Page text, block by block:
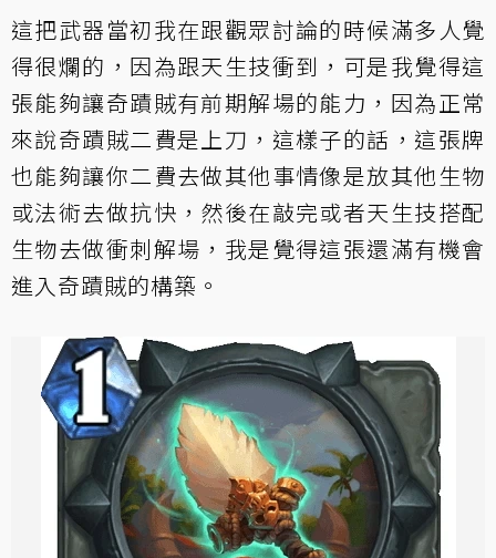
這把武器當初我在跟觀眾討論的時候滿多人覺
得很爛的，因為跟天生技衝到，可是我覺得這
張能夠讓奇蹟賊有前期解場的能力，因為正常
來說奇蹟賊二費是上刀，這樣子的話，這張牌
也能夠讓你二費去做其他事情像是放其他生物
或法術去做抗快，然後在敲完或者天生技搭配
生物去做衝刺解場，我是覺得這張還滿有機會
進入奇蹟賊的構築。